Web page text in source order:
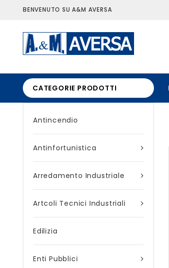
BENVENUTO SU A&M AVERSA
CATEGORIE PRODOTTI
Antincendio
Antinfortunistica
Arredamento Industriale
Artcoli Tecnici Industriali
Edilizia
Enti Pubblici